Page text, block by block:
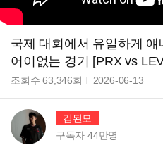
국제 대회에서 유일하게
어이없는 경기 [PRX vs
조회수63,346회 2026-06-13
김된모
구독자44만명